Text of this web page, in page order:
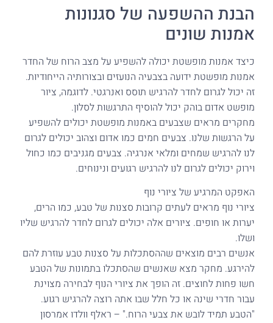
הבנת ההשפעה של סגנונות
אמנות שונים
כיצד אמנות מופשטת יכולה להשפיע על מצב הרוח של החדר
אמנות מופשטת ידועה בצבעיה הנועזים ובצורותיה הייחודיות.
זה יכול לגרום לחדר להרגיש תוסס ואנרגטי. לדוגמה, ציור
מופשט אדום בוהק יכול להוסיף התרגשות לסלון.
מחקרים מראים שצבעים באמנות מופשטת יכולים להשפיע
על הרגשות שלנו. צבעים חמים כמו אדום וצהוב יכולים לגרום
לנו להרגיש שמחים ומלאי אנרגיה. צבעים מגניבים כמו כחול
וירוק יכולים לגרום לנו להרגיש רגועים ונינוחים.
האפקט המרגיע של ציורי נוף
ציורי נוף מראים לעתים קרובות סצנות של טבע, כמו הרים,
יערות או חופים. ציורים אלה יכולים לגרום לחדר להרגיש שליו
ושלו.
אנשים רבים מוצאים שההסתכלות על סצנות טבע עוזרת להם
להירגע. מחקר מצא שאנשים שהסתכלו בתמונות של הטבע
חשו פחות לחוצים. זה הופך את ציורי הנוף לבחירה מצוינת
עבור חדרי שינה או כל חלל שבו אתה רוצה להרגיש רגוע.
"הטבע תמיד לובש את צבעי הרוח." – ראלף וולדו אמרסון